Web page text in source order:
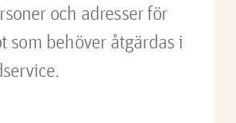
och adresser för
som behöver åtgärdas i